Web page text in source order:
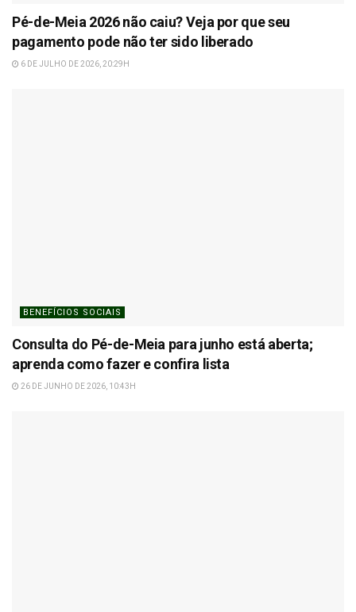
Pé-de-Meia 2026 não caiu? Veja por que seu
pagamento pode não ter sido liberado
6 DE JULHO DE 2026, 20:29H
BENEFÍCIOS SOCIAIS
Consulta do Pé-de-Meia para junho está aberta;
aprenda como fazer e confira lista
26 DE JUNHO DE 2026, 10:43H